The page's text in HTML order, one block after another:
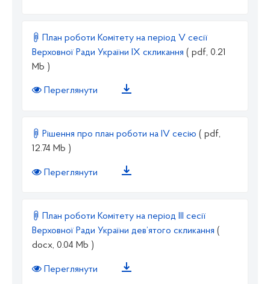
План роботи Комітету на період V сесії
Верховної Ради України ІX скликання ( pdf, 0.21
Mb )
Переглянути
Рішення про план роботи на IV сесію ( pdf,
12.74 Mb )
Переглянути
План роботи Комітету на період III сесії
Верховної Ради України дев’ятого скликання (
docx, 0.04 Mb )
Переглянути